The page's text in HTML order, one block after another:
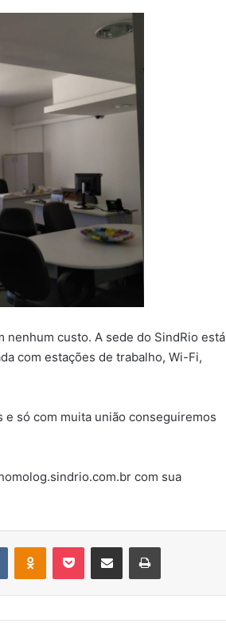
nenhum custo. A sede do SindRio está
com estações de trabalho, Wi-Fi,
só com muita união conseguiremos
com sua
VK OK Pocket Compartilhar via e-mail Imprimir